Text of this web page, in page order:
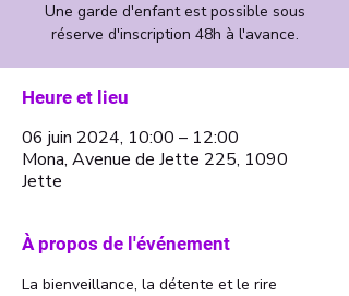
Une garde d'enfant est possible sous
Heure et lieu
06 juin 2024, 10:00 – 12:00
Mona, Avenue de Jette 225, 1090
Jette
À propos de l'événement
La bienveillance, la détente et le rire